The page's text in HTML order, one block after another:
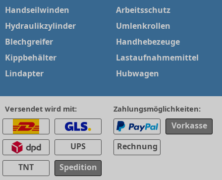
Handseilwinden
Hydraulikzylinder
Blechgreifer
Kippbehälter
Lindapter
Arbeitsschutz
Umlenkrollen
Handhebezeuge
Lastaufnahmemittel
Hubwagen
Versendet wird mit:
UPS
TNT
Spedition
Zahlungsmöglichkeiten:
Vorkasse
Rechnung